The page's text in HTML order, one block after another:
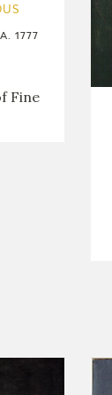
1777
Fine